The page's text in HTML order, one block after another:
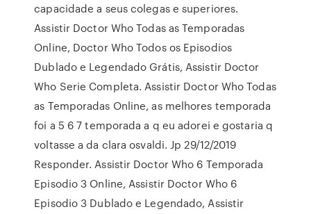
capacidade a seus colegas e superiores.
Assistir Doctor Who Todas as Temporadas
Online, Doctor Who Todos os Episodios
Dublado e Legendado Grátis, Assistir Doctor
Who Serie Completa. Assistir Doctor Who Todas
as Temporadas Online, as melhores temporada
foi a 5 6 7 temporada a q eu adorei e gostaria q
voltasse a da clara osvaldi. Jp 29/12/2019
Responder. Assistir Doctor Who 6 Temporada
Episodio 3 Online, Assistir Doctor Who 6
Episodio 3 Dublado e Legendado, Assistir